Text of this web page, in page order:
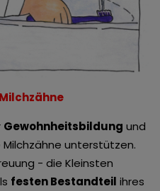
Gewohnheitsbildung und
unterstützen.
- die Kleinsten
festen Bestandteil ihres